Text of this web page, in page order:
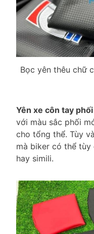
Bọc yên thêu chữ
Yên xe côn tay
với màu sắc phối
cho tổng thể. Tùy
mà biker có thể tùy
hay simili.